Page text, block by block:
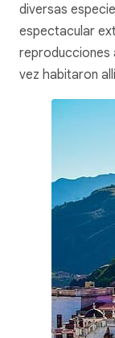
diversas
espectacular
reproducciones
vez habitaron